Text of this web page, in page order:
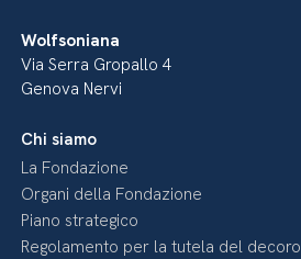
Wolfsoniana
Via Serra Gropallo 4
Genova Nervi
Chi siamo
La Fondazione
Organi della Fondazione
Piano strategico
Regolamento per la tutela del decoro